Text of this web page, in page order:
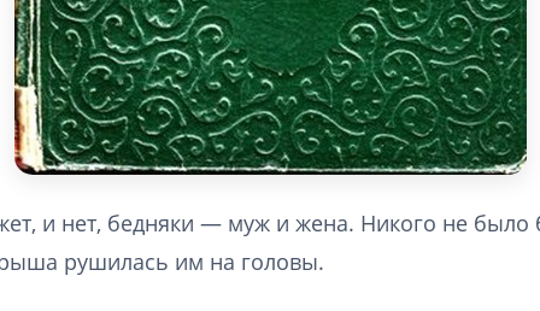
и нет, бедняки — муж и жена. Никого не было
рушилась им на головы.